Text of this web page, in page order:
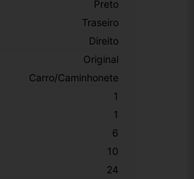
Preto
Traseiro
Direito
Original
Carro/Caminhonete
1
1
6
10
24